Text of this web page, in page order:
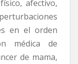
afectivo,
en el orden
médica de
de mama,